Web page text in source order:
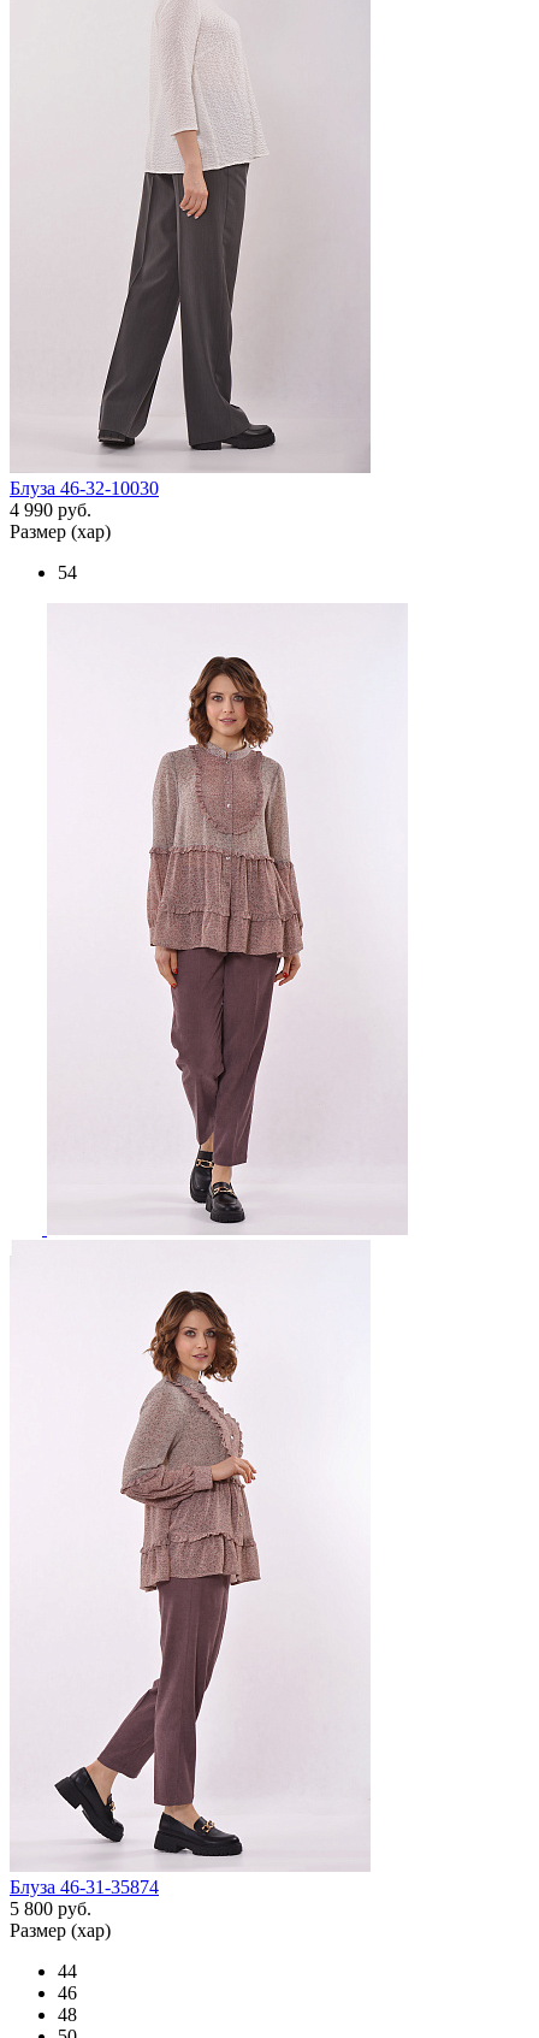
Блуза 46-32-10030
4 990 руб.
Размер (хар)
54
Блуза 46-31-35874
5 800 руб.
Размер (хар)
44
46
48